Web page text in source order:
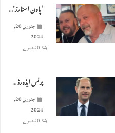
‘پاون اسٹارز’ کے رکن رک ہیریسن کا بیٹا 39 سال کی عمر میں مردہ پایا گیا۔
جنوري 20,
2024
0 تبصرے
پرنس ایڈورڈ نے رائل برمنگھم کنزرویٹوائر کا دورہ کیا۔
جنوري 20,
2024
0 تبصرے